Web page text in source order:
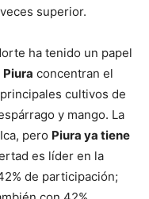
superior.
ha tenido un papel
Piura concentran el
cultivos de
y mango. La
pero Piura ya tiene
es líder en la
de participación;